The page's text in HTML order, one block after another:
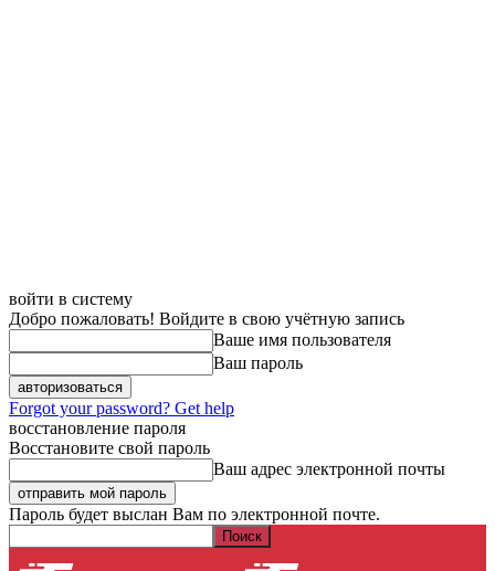
войти в систему
Добро пожаловать! Войдите в свою учётную запись
Ваше имя пользователя
Ваш пароль
Forgot your password? Get help
восстановление пароля
Восстановите свой пароль
Ваш адрес электронной почты
Пароль будет выслан Вам по электронной почте.